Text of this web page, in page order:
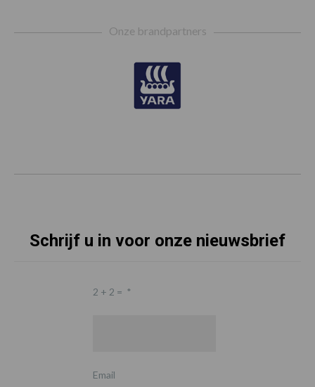
Onze brandpartners
Schrijf u in voor onze nieuwsbrief
2 + 2 = *
Email